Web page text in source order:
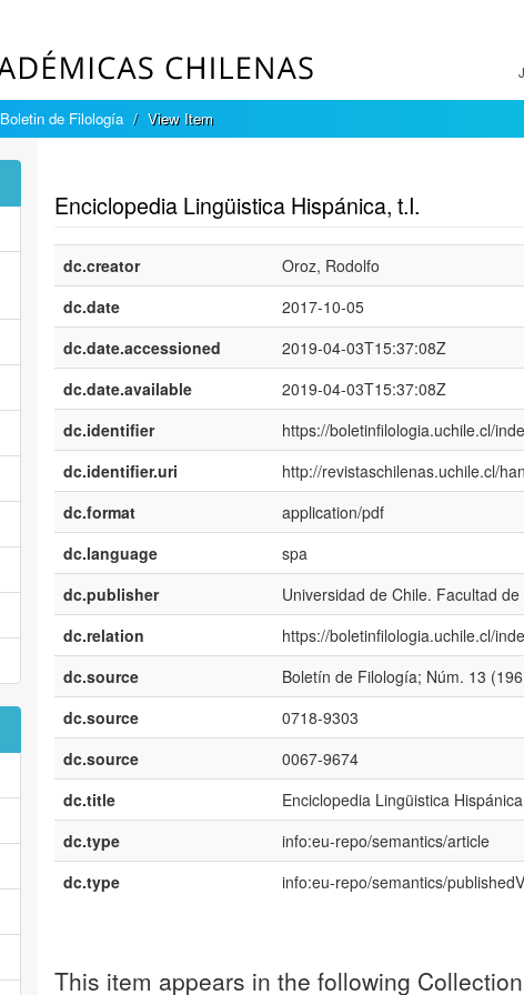
Boletin de Filología View Item
Enciclopedia Lingüistica Hispánica, t.I.
dc.creator
Oroz, Rodolfo
dc.date
2017-10-05
dc.date.accessioned
2019-04-03T15:37:08Z
dc.date.available
2019-04-03T15:37:08Z
dc.identifier
https://boletinfilologia.uchile.cl/
dc.identifier.uri
http://revistaschilenas.uchile.cl/
dc.format
application/pdf
dc.language
spa
dc.publisher
Universidad de Chile. Facultad
dc.relation
https://boletinfilologia.uchile.cl/
dc.source
Boletín de Filología; Núm. 13
dc.source
0718-9303
dc.source
0067-9674
dc.title
Enciclopedia Lingüistica
dc.type
info:eu-repo/semantics/article
dc.type
info:eu-repo/semantics/
This item appears in the following